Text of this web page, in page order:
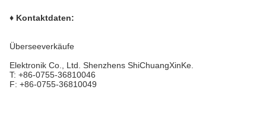
♦ Kontaktdaten:
Überseeverkäufe
Elektronik Co., Ltd. Shenzhens ShiChuangXinKe.
T: +86-0755-36810046
F: +86-0755-36810049